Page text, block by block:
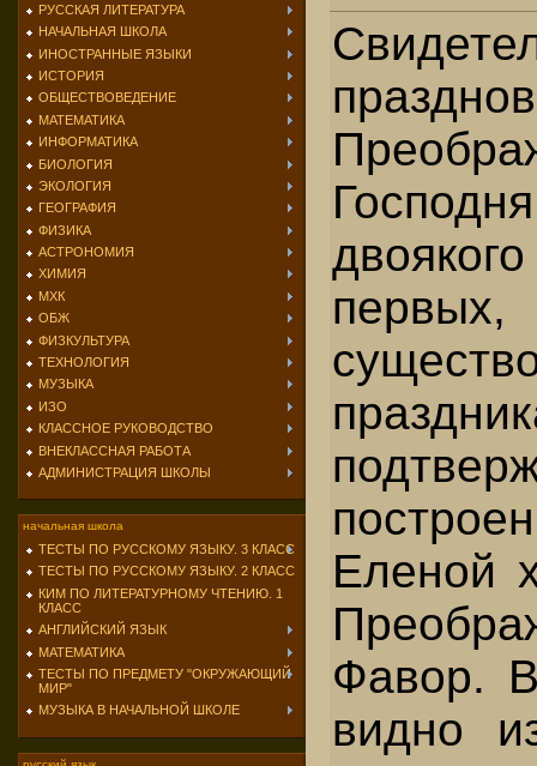
РУССКАЯ ЛИТЕРАТУРА
НАЧАЛЬНАЯ ШКОЛА
ИНОСТРАННЫЕ ЯЗЫКИ
ИСТОРИЯ
ОБЩЕСТВОВЕДЕНИЕ
МАТЕМАТИКА
ИНФОРМАТИКА
БИОЛОГИЯ
ЭКОЛОГИЯ
ГЕОГРАФИЯ
ФИЗИКА
АСТРОНОМИЯ
ХИМИЯ
МХК
ОБЖ
ФИЗКУЛЬТУРА
ТЕХНОЛОГИЯ
МУЗЫКА
ИЗО
КЛАССНОЕ РУКОВОДСТВО
ВНЕКЛАССНАЯ РАБОТА
АДМИНИСТРАЦИЯ ШКОЛЫ
начальная школа
ТЕСТЫ ПО РУССКОМУ ЯЗЫКУ. 3 КЛАСС
ТЕСТЫ ПО РУССКОМУ ЯЗЫКУ. 2 КЛАСС
КИМ ПО ЛИТЕРАТУРНОМУ ЧТЕНИЮ. 1
КЛАСС
АНГЛИЙСКИЙ ЯЗЫК
МАТЕМАТИКА
ТЕСТЫ ПО ПРЕДМЕТУ "ОКРУЖАЮЩИЙ
МИР"
МУЗЫКА В НАЧАЛЬНОЙ ШКОЛЕ
первых,
Еленой
Фавор.
видно